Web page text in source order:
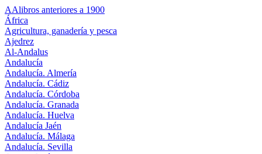
AAlibros anteriores a 1900
África
Agricultura, ganadería y pesca
Ajedrez
Al-Andalus
Andalucía
Andalucía. Almería
Andalucía. Cádiz
Andalucía. Córdoba
Andalucía. Granada
Andalucía. Huelva
Andalucía Jaén
Andalucía. Málaga
Andalucía. Sevilla